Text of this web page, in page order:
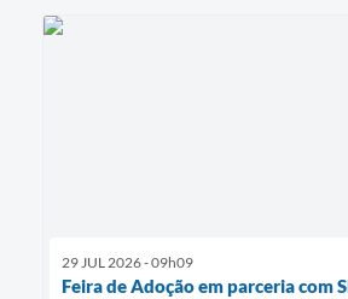
29 JUL 2026 - 09h09
Feira de Adoção em parceria com